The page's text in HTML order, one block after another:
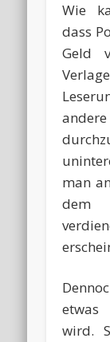
Wie
dass
Geld
man
dem
etwas
wird.